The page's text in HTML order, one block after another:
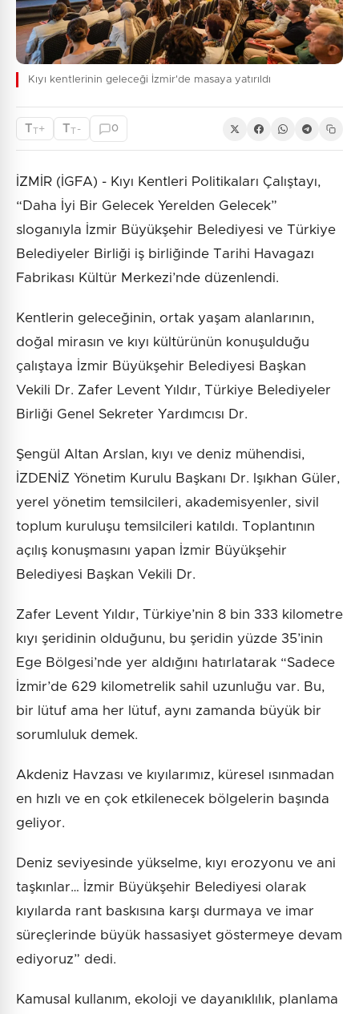
Kıyı kentlerinin geleceği İzmir'de masaya yatırıldı
TT+ TT - 0
İZMİR (İGFA) - Kıyı Kentleri Politikaları Çalıştayı,
“Daha İyi Bir Gelecek Yerelden Gelecek”
sloganıyla İzmir Büyükşehir Belediyesi ve Türkiye
Belediyeler Birliği iş birliğinde Tarihi Havagazı
Fabrikası Kültür Merkezi’nde düzenlendi.
Kentlerin geleceğinin, ortak yaşam alanlarının,
doğal mirasın ve kıyı kültürünün konuşulduğu
çalıştaya İzmir Büyükşehir Belediyesi Başkan
Vekili Dr. Zafer Levent Yıldır, Türkiye Belediyeler
Birliği Genel Sekreter Yardımcısı Dr.
Şengül Altan Arslan, kıyı ve deniz mühendisi,
İZDENİZ Yönetim Kurulu Başkanı Dr. Işıkhan Güler,
yerel yönetim temsilcileri, akademisyenler, sivil
toplum kuruluşu temsilcileri katıldı. Toplantının
açılış konuşmasını yapan İzmir Büyükşehir
Belediyesi Başkan Vekili Dr.
Zafer Levent Yıldır, Türkiye’nin 8 bin 333 kilometre
kıyı şeridinin olduğunu, bu şeridin yüzde 35’inin
Ege Bölgesi’nde yer aldığını hatırlatarak “Sadece
İzmir’de 629 kilometrelik sahil uzunluğu var. Bu,
bir lütuf ama her lütuf, aynı zamanda büyük bir
sorumluluk demek.
Akdeniz Havzası ve kıyılarımız, küresel ısınmadan
en hızlı ve en çok etkilenecek bölgelerin başında
geliyor.
Deniz seviyesinde yükselme, kıyı erozyonu ve ani
taşkınlar… İzmir Büyükşehir Belediyesi olarak
kıyılarda rant baskısına karşı durmaya ve imar
süreçlerinde büyük hassasiyet göstermeye devam
ediyoruz” dedi.
Kamusal kullanım, ekoloji ve dayanıklılık, planlama